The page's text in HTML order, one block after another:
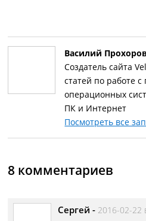
Василий
Создатель сайта
статей по работе
операционных
ПК и Интернет
Посмотреть все
8 комментариев
Сергей - 2016-02-22